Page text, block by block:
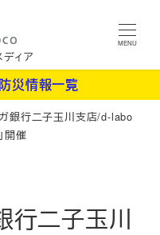
ィア
MENU
災情報一覧
ガ銀行二子玉川支店/d-labo
開催
行二子玉川